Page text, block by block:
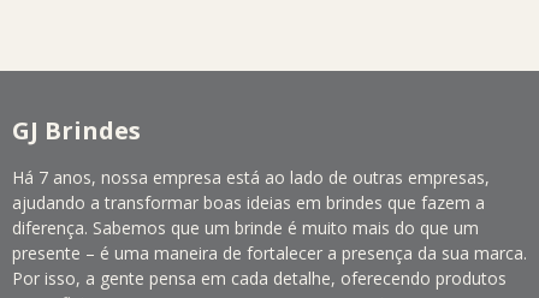
GJ Brindes
Há 7 anos, nossa empresa está ao lado de outras empresas,
ajudando a transformar boas ideias em brindes que fazem a
diferença. Sabemos que um brinde é muito mais do que um
presente – é uma maneira de fortalecer a presença da sua marca.
Por isso, a gente pensa em cada detalhe, oferecendo produtos